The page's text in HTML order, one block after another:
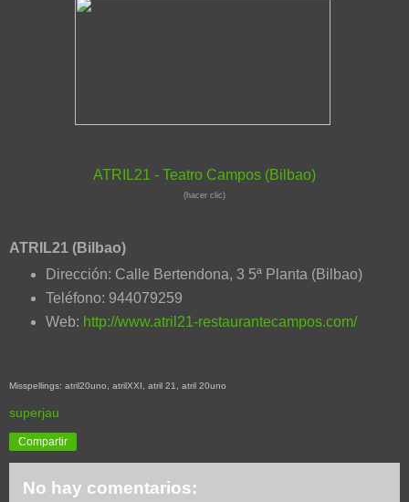
ATRIL21 - Teatro Campos (Bilbao)
(hacer clic)
ATRIL21 (Bilbao)
Dirección: Calle Bertendona, 3 5ª Planta (Bilbao)
Teléfono: 944079259
Web: http://www.atril21-restaurantecampos.com/
Misspellings: atril20uno, atrilXXI, atril 21, atril 20uno
superjau
Compartir
No hay comentarios: